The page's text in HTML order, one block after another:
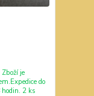
Zboží je
do
2 ks